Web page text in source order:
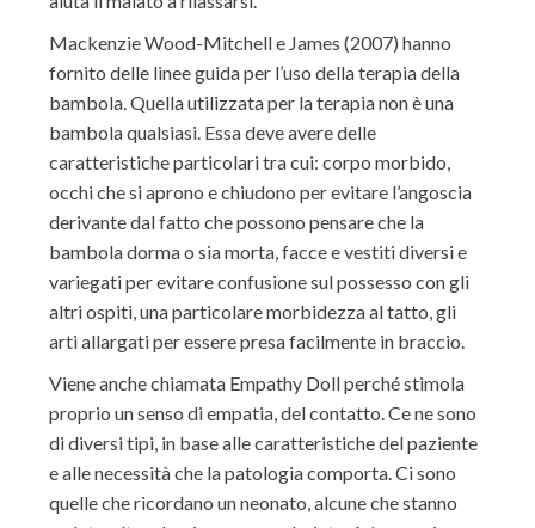
Mackenzie Wood-Mitchell e James (2007) hanno
fornito delle linee guida per l’uso della terapia della
bambola. Quella utilizzata per la terapia non è una
bambola qualsiasi. Essa deve avere delle
caratteristiche particolari tra cui: corpo morbido,
occhi che si aprono e chiudono per evitare l’angoscia
derivante dal fatto che possono pensare che la
bambola dorma o sia morta, facce e vestiti diversi e
variegati per evitare confusione sul possesso con gli
altri ospiti, una particolare morbidezza al tatto, gli
arti allargati per essere presa facilmente in braccio.
Viene anche chiamata Empathy Doll perché stimola
proprio un senso di empatia, del contatto. Ce ne sono
di diversi tipi, in base alle caratteristiche del paziente
e alle necessità che la patologia comporta. Ci sono
quelle che ricordano un neonato, alcune che stanno